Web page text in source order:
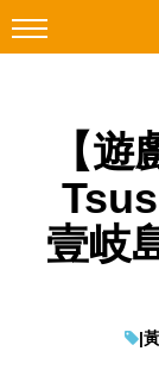
Facebook
科技焦點
網絡生活
【
壹岐
|